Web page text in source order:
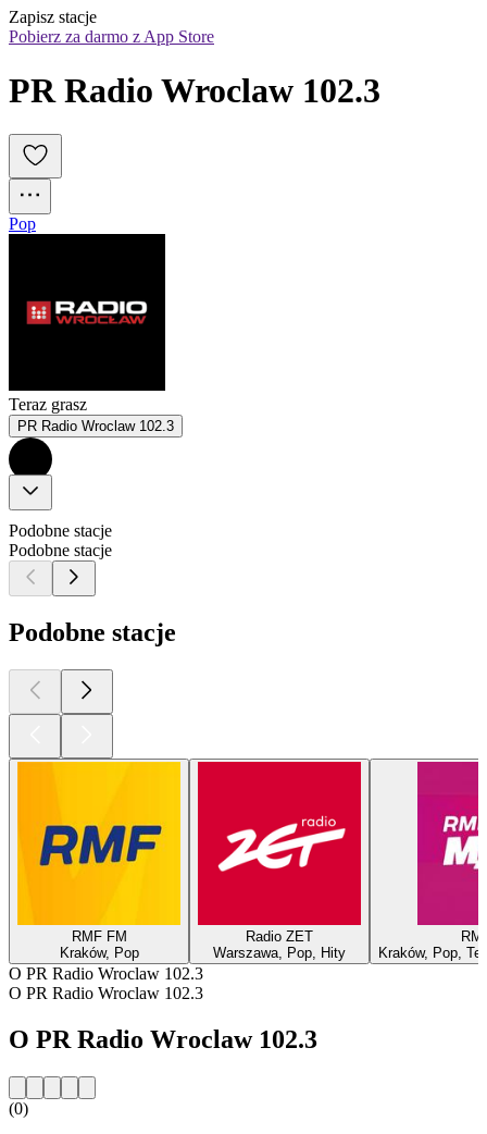
Zapisz stacje
Pobierz za darmo z App Store
PR Radio Wroclaw 102.3
Pop
Teraz grasz
PR Radio Wroclaw 102.3
Podobne stacje
Podobne stacje
Podobne stacje
RMF FM
Kraków, Pop
Radio ZET
Warszawa, Pop, Hity
Kraków, Pop,
O PR Radio Wroclaw 102.3
O PR Radio Wroclaw 102.3
O PR Radio Wroclaw 102.3
(0)